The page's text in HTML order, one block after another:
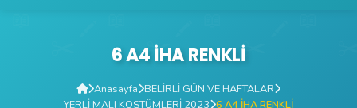
6 A4 İHA RENKLİ
Anasayfa BELİRLİ GÜN VE HAFTALAR
YERLİ MALI KOSTÜMLERİ 2023 6 A4 İHA RENKLİ